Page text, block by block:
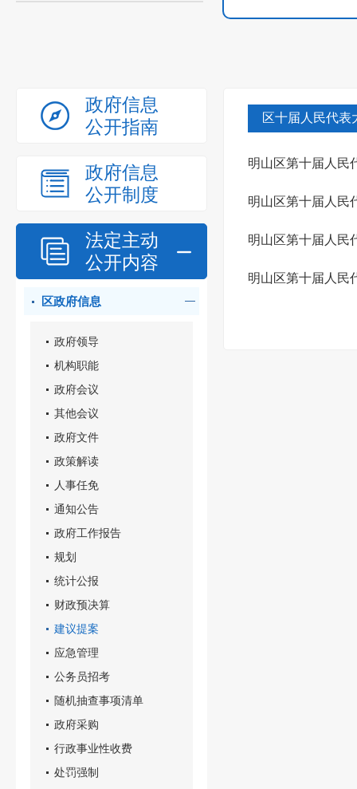
政府信息
公开指南
政府信息
公开制度
法定主动
公开内容
区政府信息
政府领导
机构职能
政府会议
其他会议
政府文件
政策解读
人事任免
通知公告
政府工作报告
规划
统计公报
财政预决算
建议提案
应急管理
公务员招考
随机抽查事项清单
政府采购
行政事业性收费
处罚强制
区十届人民代表
明山区第十届人民
答复
明山区第十届人民
4062号）...
明山区第十届人民
的建议...
明山区第十届人民